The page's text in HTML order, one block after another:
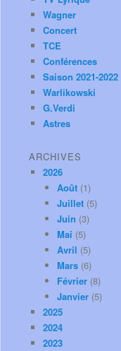
Wagner
Concert
TCE
Conférences
Saison 2021-2022
Warlikowski
G.Verdi
Astres
ARCHIVES
2026
Août (1)
Juillet (5)
Juin (3)
Mai (5)
Avril (5)
Mars (6)
Février (8)
Janvier (5)
2025
2024
2023